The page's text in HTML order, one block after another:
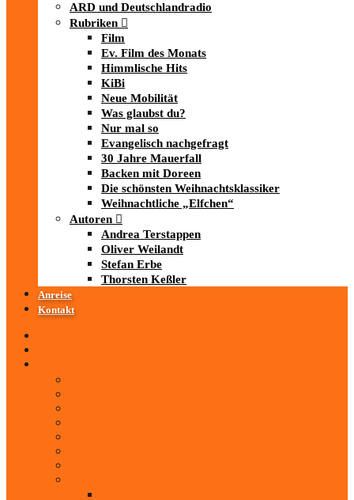
ARD und Deutschlandradio
Rubriken
Film
Ev. Film des Monats
Himmlische Hits
KiBi
Neue Mobilität
Was glaubst du?
Nur mal so
Evangelisch nachgefragt
30 Jahre Mauerfall
Backen mit Doreen
Die schönsten Weihnachtsklassiker
Weihnachtliche „Elfchen“
Autoren
Andrea Terstappen
Oliver Weilandt
Stefan Erbe
Thorsten Keßler
Anreise
Kontakt